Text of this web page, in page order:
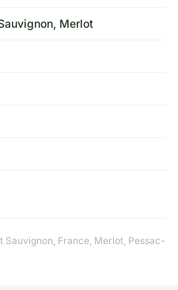
Merlot
Sauvignon, France, Merlot, Pessac-